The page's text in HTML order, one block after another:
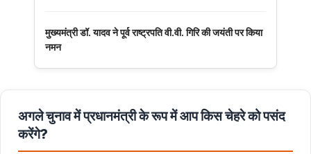
मुख्यमंत्री डॉ. यादव ने पूर्व राष्ट्रपति वी.वी. गिरि की जयंती पर किया
नमन
अगले चुनाव में प्रधानमंत्री के रूप में आप किस चेहरे को पसंद
करेंगे?